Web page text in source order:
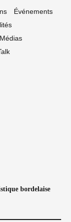
Événements
Médias
bordelaise